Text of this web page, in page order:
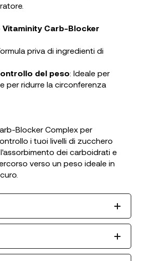
Carb-Blocker
priva di ingredienti di
del peso: Ideale per
per ridurre la circonferenza
Blocker Complex per
i tuoi livelli di zucchero
dei carboidrati e
verso un peso ideale in